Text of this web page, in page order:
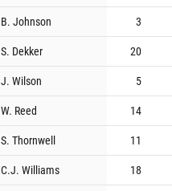
B. Johnson
3
S. Dekker
20
J. Wilson
5
W. Reed
14
S. Thornwell
11
C.J. Williams
18